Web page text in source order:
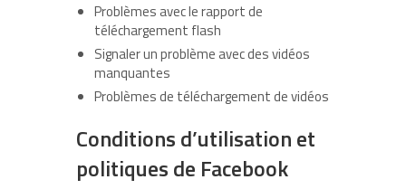
Problèmes avec le rapport de
téléchargement flash
Signaler un problème avec des vidéos
manquantes
Problèmes de téléchargement de vidéos
Conditions d’utilisation et
politiques de Facebook